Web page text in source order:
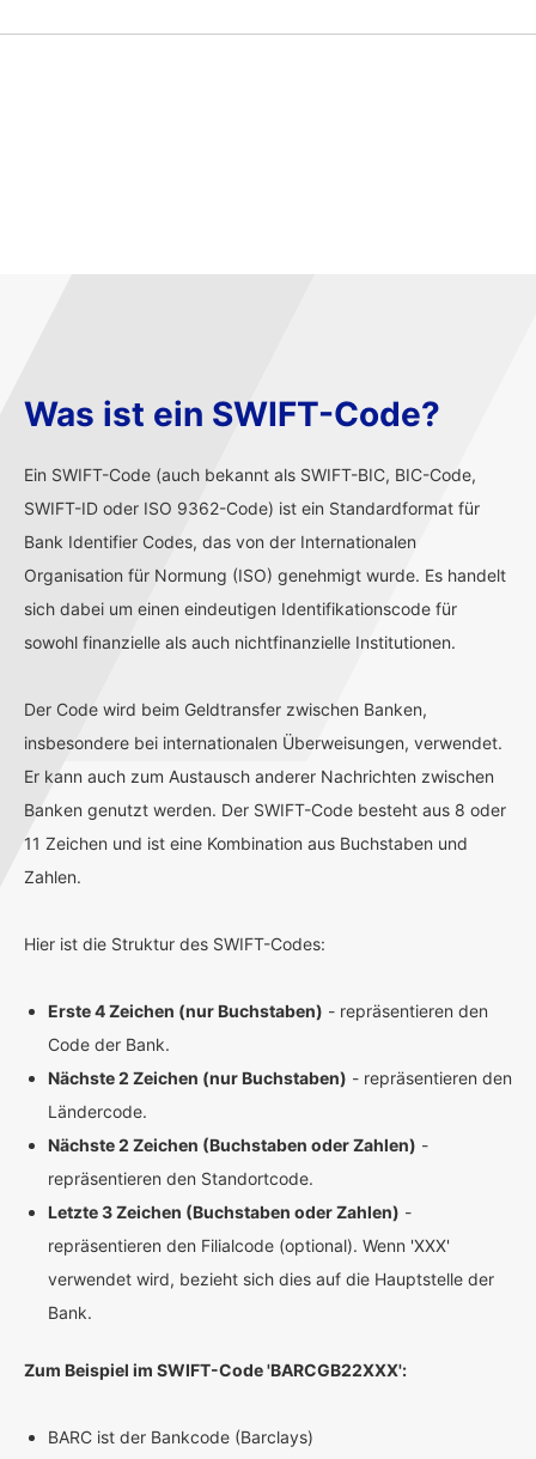
Was ist ein SWIFT-Code?
Ein SWIFT-Code (auch bekannt als SWIFT-BIC, BIC-Code,
SWIFT-ID oder ISO 9362-Code) ist ein Standardformat für
Bank Identifier Codes, das von der Internationalen
Organisation für Normung (ISO) genehmigt wurde. Es handelt
sich dabei um einen eindeutigen Identifikationscode für
sowohl finanzielle als auch nichtfinanzielle Institutionen.
Der Code wird beim Geldtransfer zwischen Banken,
insbesondere bei internationalen Überweisungen, verwendet.
Er kann auch zum Austausch anderer Nachrichten zwischen
Banken genutzt werden. Der SWIFT-Code besteht aus 8 oder
11 Zeichen und ist eine Kombination aus Buchstaben und
Zahlen.
Hier ist die Struktur des SWIFT-Codes:
Erste 4 Zeichen (nur Buchstaben) - repräsentieren den
Code der Bank.
Nächste 2 Zeichen (nur Buchstaben) - repräsentieren den
Ländercode.
Nächste 2 Zeichen (Buchstaben oder Zahlen) -
repräsentieren den Standortcode.
Letzte 3 Zeichen (Buchstaben oder Zahlen) -
repräsentieren den Filialcode (optional). Wenn 'XXX'
verwendet wird, bezieht sich dies auf die Hauptstelle der
Bank.
Zum Beispiel im SWIFT-Code 'BARCGB22XXX':
BARC ist der Bankcode (Barclays)